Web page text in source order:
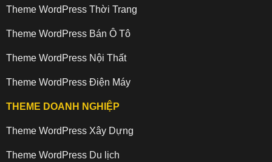
Theme WordPress Thời Trang
Theme WordPress Bán Ô Tô
Theme WordPress Nội Thất
Theme WordPress Điện Máy
THEME DOANH NGHIỆP
Theme WordPress Xây Dựng
Theme WordPress Du lịch